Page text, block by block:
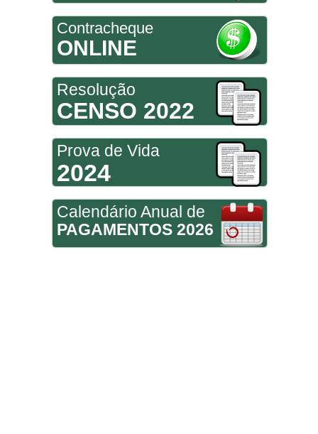
Contracheque
ONLINE
Resolução
CENSO 2022
Prova de Vida
2024
Calendário Anual de
PAGAMENTOS 2026